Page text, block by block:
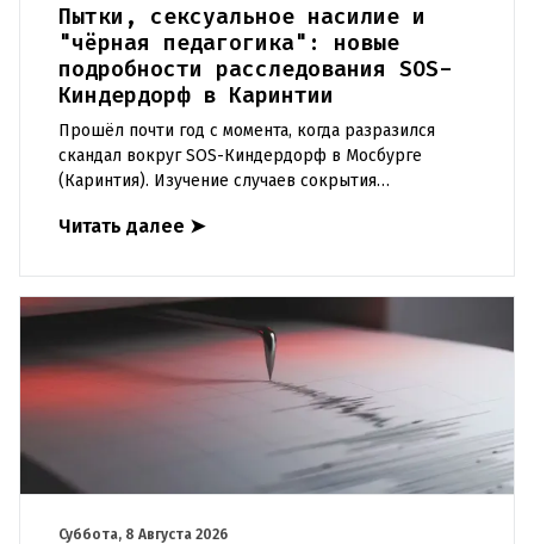
Пытки, сексуальное насилие и
"чёрная педагогика": новые
подробности расследования SOS-
Киндердорф в Каринтии
Прошёл почти год с момента, когда разразился
скандал вокруг SOS-Киндердорф в Мосбурге
(Каринтия). Изучение случаев сокрытия
масштабное расследование, которое продо
Читать далее ➤
Суббота, 8 Августа 2026